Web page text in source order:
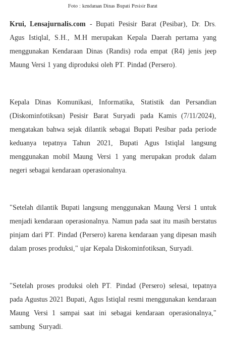
Foto : kendaraan Dinas Bupati Pesisir Barat
Krui, Lensajurnalis.com - Bupati Pesisir Barat (Pesibar), Dr. Drs.
Agus Istiqlal, S.H., M.H merupakan Kepala Daerah pertama yang
menggunakan Kendaraan Dinas (Randis) roda empat (R4) jenis jeep
Maung Versi 1 yang diproduksi oleh PT. Pindad (Persero).
Kepala Dinas Komunikasi, Informatika, Statistik dan Persandian
(Diskominfotiksan) Pesisir Barat Suryadi pada Kamis (7/11/2024),
mengatakan bahwa sejak dilantik sebagai Bupati Pesibar pada periode
keduanya tepatnya Tahun 2021, Bupati Agus Istiqlal langsung
menggunakan mobil Maung Versi 1 yang merupakan produk dalam
negeri sebagai kendaraan operasionalnya.
"Setelah dilantik Bupati langsung menggunakan Maung Versi 1 untuk
menjadi kendaraan operasionalnya. Namun pada saat itu masih berstatus
pinjam dari PT. Pindad (Persero) karena kendaraan yang dipesan masih
dalam proses produksi," ujar Kepala Diskominfotiksan, Suryadi.
"Setelah proses produksi oleh PT. Pindad (Persero) selesai, tepatnya
pada Agustus 2021 Bupati, Agus Istiqlal resmi menggunakan kendaraan
Maung Versi 1 sampai saat ini sebagai kendaraan operasionalnya,"
sambung Suryadi.